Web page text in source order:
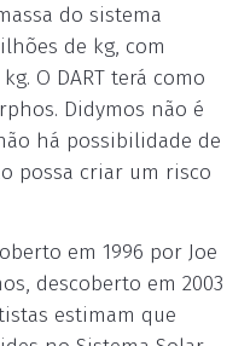
do sistema
de kg, com
O DART terá como
Didymos não é
há possibilidade de
possa criar um risco
em 1996 por Joe
descoberto em 2003
estimam que